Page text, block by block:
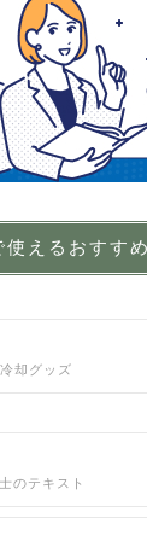
えるおすす
却グッズ
のテキスト